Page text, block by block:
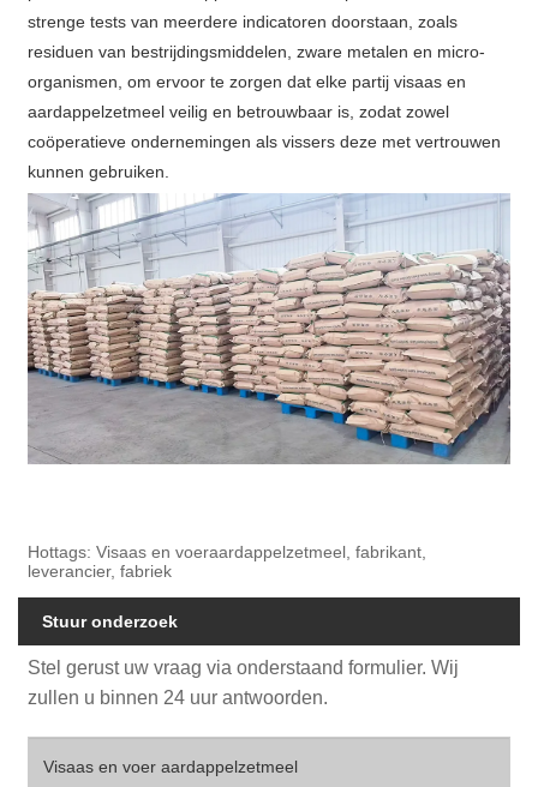
strenge tests van meerdere indicatoren doorstaan, zoals
residuen van bestrijdingsmiddelen, zware metalen en micro-
organismen, om ervoor te zorgen dat elke partij visaas en
aardappelzetmeel veilig en betrouwbaar is, zodat zowel
coöperatieve ondernemingen als vissers deze met vertrouwen
kunnen gebruiken.
Hottags: Visaas en voeraardappelzetmeel, fabrikant,
leverancier, fabriek
Stuur onderzoek
Stel gerust uw vraag via onderstaand formulier. Wij
zullen u binnen 24 uur antwoorden.